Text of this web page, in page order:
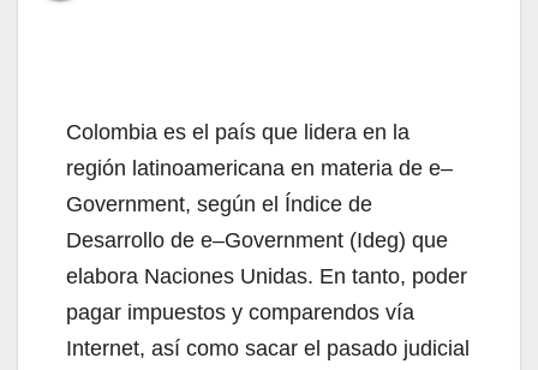
Colombia es el país que lidera en la
región latinoamericana en materia de e–
Government, según el Índice de
Desarrollo de e–Government (Ideg) que
elabora Naciones Unidas. En tanto, poder
pagar impuestos y comparendos vía
Internet, así como sacar el pasado judicial